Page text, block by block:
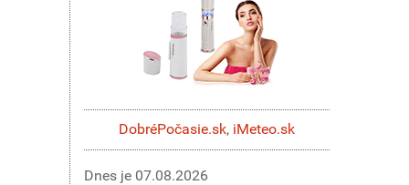
DobréPočasie.sk, iMeteo.sk
Dnes je 07.08.2026